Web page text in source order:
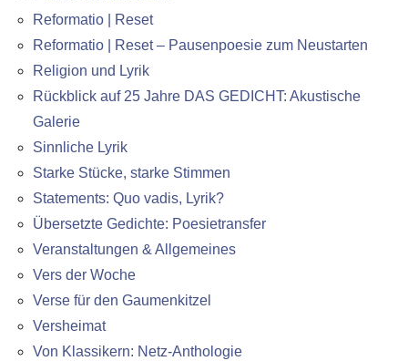
Reformatio | Reset
Reformatio | Reset – Pausenpoesie zum Neustarten
Religion und Lyrik
Rückblick auf 25 Jahre DAS GEDICHT: Akustische
Galerie
Sinnliche Lyrik
Starke Stücke, starke Stimmen
Statements: Quo vadis, Lyrik?
Übersetzte Gedichte: Poesietransfer
Veranstaltungen & Allgemeines
Vers der Woche
Verse für den Gaumenkitzel
Versheimat
Von Klassikern: Netz-Anthologie